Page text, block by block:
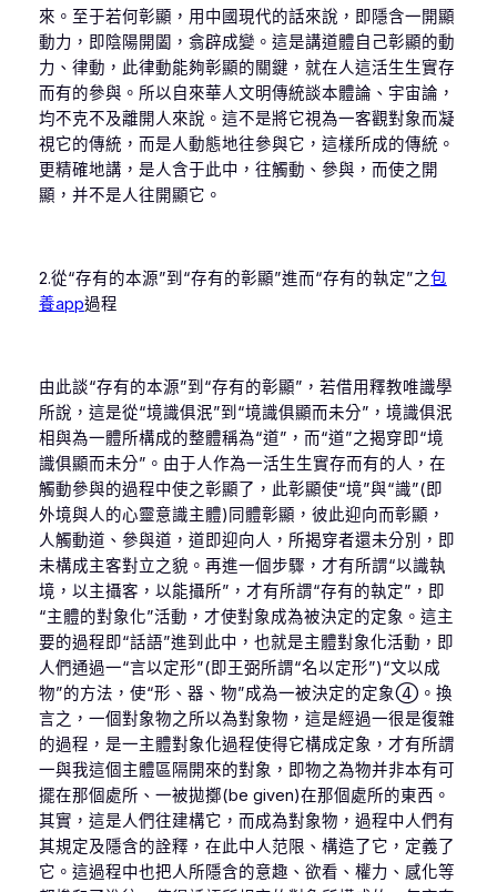
來。至于若何彰顯，用中國現代的話來說，即隱含一開顯
動力，即陰陽開闔，翕辟成變。這是講道體自己彰顯的動
力、律動，此律動能夠彰顯的關鍵，就在人這活生生實存
而有的參與。所以自來華人文明傳統談本體論、宇宙論，
均不克不及離開人來說。這不是將它視為一客觀對象而凝
視它的傳統，而是人動態地往參與它，這樣所成的傳統。
更精確地講，是人含于此中，往觸動、參與，而使之開
顯，并不是人往開顯它。
2.從“存有的本源”到“存有的彰顯”進而“存有的執定”之包
養app過程
由此談“存有的本源”到“存有的彰顯”，若借用釋教唯識學
所說，這是從“境識俱泯”到“境識俱顯而未分”，境識俱泯
相與為一體所構成的整體稱為“道”，而“道”之揭穿即“境
識俱顯而未分”。由于人作為一活生生實存而有的人，在
觸動參與的過程中使之彰顯了，此彰顯使“境”與“識”(即
外境與人的心靈意識主體)同體彰顯，彼此迎向而彰顯，
人觸動道、參與道，道即迎向人，所揭穿者還未分別，即
未構成主客對立之貌。再進一個步驟，才有所謂“以識執
境，以主攝客，以能攝所”，才有所謂“存有的執定”，即
“主體的對象化”活動，才使對象成為被決定的定象。這主
要的過程即“話語”進到此中，也就是主體對象化活動，即
人們通過一“言以定形”(即王弼所謂“名以定形”)“文以成
物”的方法，使“形、器、物”成為一被決定的定象④。換
言之，一個對象物之所以為對象物，這是經過一很是復雜
的過程，是一主體對象化過程使得它構成定象，才有所謂
一與我這個主體區隔開來的對象，即物之為物并非本有可
擺在那個處所、一被拋擲(be given)在那個處所的東西。
其實，這是人們往建構它，而成為對象物，過程中人們有
其規定及隱含的詮釋，在此中人范限、構造了它，定義了
它。這過程中也把人所隱含的意趣、欲看、權力、感化等